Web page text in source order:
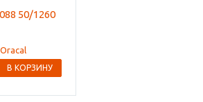
50/1260
В КОРЗИНУ